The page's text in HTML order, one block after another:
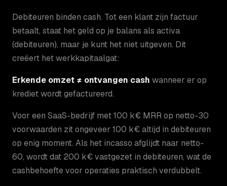
Debiteuren binden cash. Tot een klant zijn factuur
betaalt, staat het geld op je balans als activa
(debiteuren), maar je kunt het niet uitgeven. Dit
creëert het werkkapitaalgat:
Erkende omzet ≠ ontvangen cash wanneer er op
krediet wordt gefactureerd.
Voor een SaaS-bedrijf met 100 k€ MRR op netto-30
voorwaarden zit ongeveer 100 k€ altijd in debiteuren
op enig moment. Als het incasso afglijdt naar netto-
60, wordt dat 200 k€ vastgezet in debiteuren, wat de
cashbehoefte voor operaties praktisch verdubbelt.